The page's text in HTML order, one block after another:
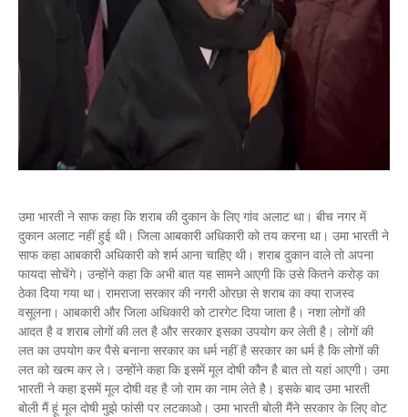
उमा भारती ने साफ कहा कि शराब की दुकान के लिए गांव अलाट था। बीच नगर में
दुकान अलाट नहीं हुई थी। जिला आबकारी अधिकारी को तय करना था। उमा भारती ने
साफ कहा आबकारी अधिकारी को शर्म आना चाहिए थी। शराब दुकान वाले तो अपना
फायदा सोचेंगे। उन्होंने कहा कि अभी बात यह सामने आएगी कि उसे कितने करोड़ का
ठेका दिया गया था। रामराजा सरकार की नगरी ओरछा से शराब का क्या राजस्व
वसूलना। आबकारी और जिला अधिकारी को टारगेट दिया जाता है। नशा लोगों की
आदत है व शराब लोगों की लत है और सरकार इसका उपयोग कर लेती है। लोगों की
लत का उपयोग कर पैसे बनाना सरकार का धर्म नहीं है सरकार का धर्म है कि लोगों की
लत को खत्म कर ले। उन्होंने कहा कि इसमें मूल दोषी कौन है बात तो यहां आएगी। उमा
भारती ने कहा इसमें मूल दोषी वह है जो राम का नाम लेते है। इसके बाद उमा भारती
बोली मैं हूं मूल दोषी मुझे फांसी पर लटकाओ। उमा भारती बोली मैंने सरकार के लिए वोट